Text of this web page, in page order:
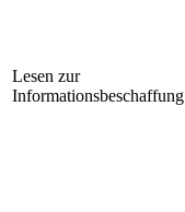
Lesen zur
Informationsbeschaffung